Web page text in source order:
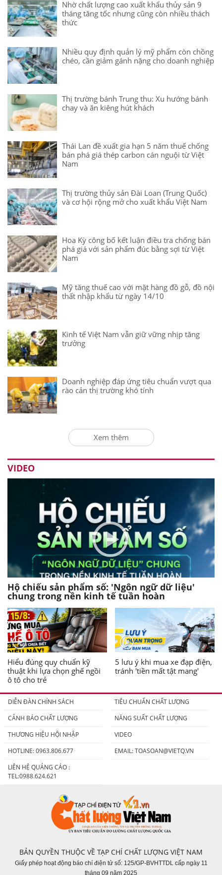
Nhờ chất lượng cao xuất khẩu thủy sản 9
tháng tăng tốc nhưng cũng còn nhiều thách
thức
Nhiều quy định quản lý mỹ phẩm còn chồng
chéo, cần giảm gánh nặng cho doanh nghiệp
Thị trường bánh Trung thu: Xu hướng bánh
chay và ăn kiêng hút khách
Thái Lan đề xuất gia hạn 5 năm thuế chống
bán phá giá thép carbon cán nguội từ Việt
Nam
Thị trường thủy sản Đài Loan (Trung Quốc)
và cơ hội rộng mở cho xuất khẩu Việt Nam
Hoa Kỳ công bố kết luận điều tra chống bán
phá giá với sản phẩm đúc bằng sợi từ Việt
Nam
Mỹ tăng thuế cao với mặt hàng đồ gỗ, đồ nội
thất nhập khẩu từ ngày 14/10
Kinh tế Việt Nam vẫn giữ vững nhịp tăng
trưởng
Doanh nghiệp đáp ứng tiêu chuẩn vượt qua
rào cản thị trường khó tính
Xem thêm
VIDEO
Hộ chiếu sản phẩm số: 'Ngôn ngữ dữ liệu'
chung trong nền kinh tế tuần hoàn
Hiểu đúng quy chuẩn kỹ
thuật khi lựa chọn ghế ngồi
ô tô cho trẻ
5 lưu ý khi mua xe đạp điện,
tránh 'tiền mất tật mang'
DIỄN ĐÀN CHÍNH SÁCH
TIÊU CHUẨN CHẤT LƯỢNG
CẢNH BÁO CHẤT LƯỢNG
NĂNG SUẤT CHẤT LƯỢNG
THƯƠNG HIỆU HỘI NHẬP
VIDEO
HOTLINE: 0963.806.677
EMAIL:TOASOAN@VIETQ.VN
LIÊN HỆ QUẢNG CÁO :
TEL:0988.624.621
BẢN QUYỀN THUỘC VỀ TẠP CHÍ CHẤT LƯỢNG VIỆT NAM
Giấy phép hoạt động báo chí điện tử số: 125/GP-BVHTTDL cấp ngày 11
tháng 09 năm 2025